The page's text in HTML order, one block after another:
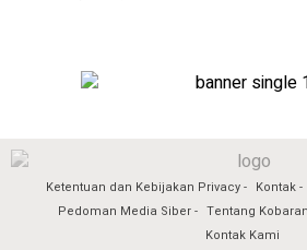
Ketentuan dan Kebijakan Privacy Kontak
Pedoman Media Siber
Tentang Kobaran
Kontak Kami